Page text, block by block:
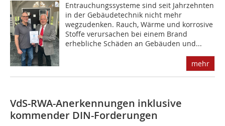
Entrauchungssysteme sind seit Jahrzehnten
in der Gebäudetechnik nicht mehr
wegzudenken. Rauch, Wärme und korrosive
Stoffe verursachen bei einem Brand
erhebliche Schäden an Gebäuden und...
mehr
VdS-RWA-Anerkennungen inklusive
kommender DIN-Forderungen